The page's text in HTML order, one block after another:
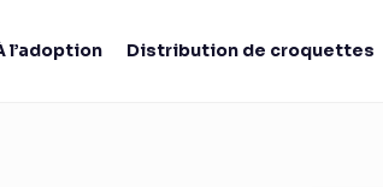
l’adoption Distribution de croquettes